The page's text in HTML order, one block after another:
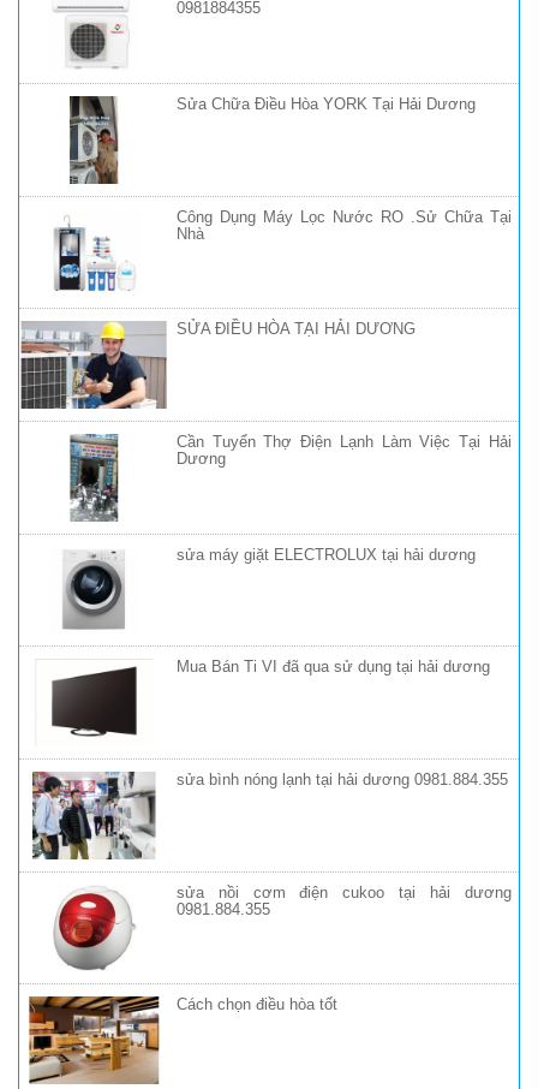
0981884355
Sửa Chữa Điều Hòa YORK Tại Hải Dương
Công Dụng Máy Lọc Nước RO .Sử Chữa Tại
Nhà
SỬA ĐIỀU HÒA TẠI HẢI DƯƠNG
Cần Tuyển Thợ Điện Lạnh Làm Việc Tại Hải
Dương
sửa máy giặt ELECTROLUX tại hải dương
Mua Bán Ti VI đã qua sử dụng tại hải dương
sửa bình nóng lạnh tại hải dương 0981.884.355
sửa nồi cơm điện cukoo tại hải dương
0981.884.355
Cách chọn điều hòa tốt